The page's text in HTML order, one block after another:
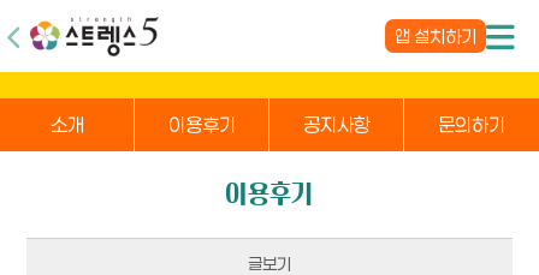
앱 설치하기
소개 이용후기 공지사항 문의하기
이용후기
글보기